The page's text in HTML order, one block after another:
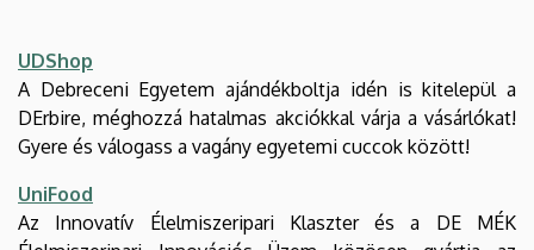
UDShop
A Debreceni Egyetem ajándékboltja idén is kitelepül a
DErbire, méghozzá hatalmas akciókkal várja a vásárlókat!
Gyere és válogass a vagány egyetemi cuccok között!
UniFood
Az Innovatív Élelmiszeripari Klaszter és a DE MÉK